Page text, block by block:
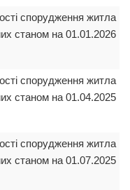
спорудження житла
станом на 01.01.2026
спорудження житла
станом на 01.04.2025
спорудження житла
станом на 01.07.2025